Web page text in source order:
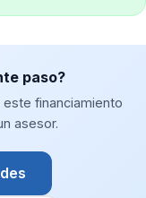
paso?
financiamiento
asesor.